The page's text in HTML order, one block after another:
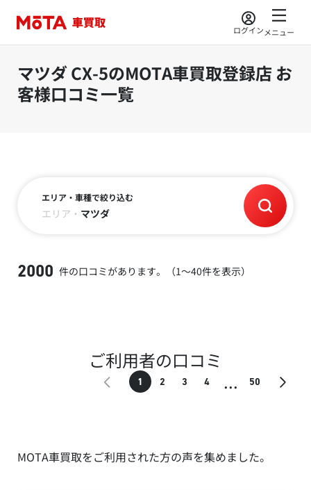
ログインメニュー
マツダ CX-5のMOTA車買取登録店 お
客様口コミ一覧
エリア・車種で絞り込む
エリア ・ マツダ
2000 件の口コミがあります。（1～40件を表示）
ご利用者の口コミ
1 2 3 4 ... 50
MOTA車買取をご利用された方の声を集めました。